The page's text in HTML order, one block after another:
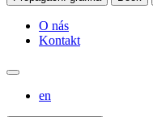
O nás
Kontakt
en